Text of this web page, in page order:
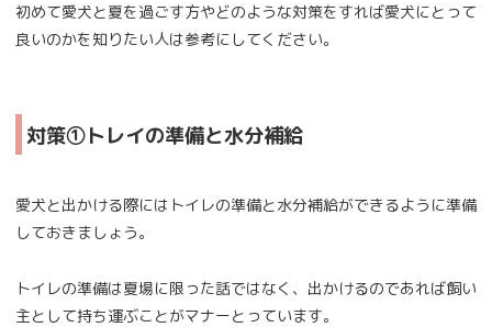
初めて愛犬と夏を過ごす方やどのような対策をすれば愛犬にとって
良いのかを知りたい人は参考にしてください。
対策①トレイの準備と水分補給
愛犬と出かける際にはトイレの準備と水分補給ができるように準備
しておきましょう。
トイレの準備は夏場に限った話ではなく、出かけるのであれば飼い
主として持ち運ぶことがマナーとっています。